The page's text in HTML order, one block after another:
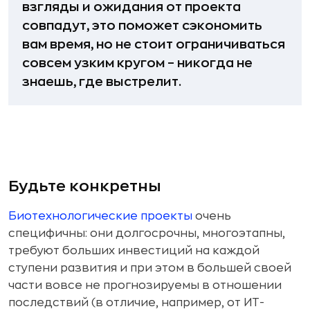
взгляды и ожидания от проекта
совпадут, это поможет сэкономить
вам время, но не стоит ограничиваться
совсем узким кругом – никогда не
знаешь, где выстрелит.
Будьте конкретны
Биотехнологические проекты очень
специфичны: они долгосрочны, многоэтапны,
требуют больших инвестиций на каждой
ступени развития и при этом в большей своей
части вовсе не прогнозируемы в отношении
последствий (в отличие, например, от ИТ-